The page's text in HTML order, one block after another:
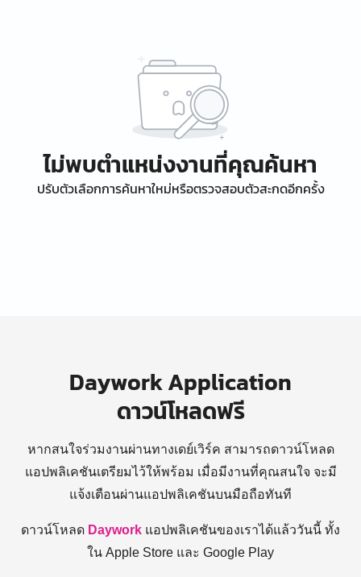
ไม่พบตำแหน่งงานที่คุณค้นหา
ปรับตัวเลือกการค้นหาใหม่หรือตรวจสอบตัวสะกดอีกครั้ง
Daywork Application
ดาวน์โหลดฟรี
หากสนใจร่วมงานผ่านทางเดย์เวิร์ค สามารถดาวน์โหลด
แอปพลิเคชันเตรียมไว้ให้พร้อม เมื่อมีงานที่คุณสนใจ จะมี
แจ้งเตือนผ่านแอปพลิเคชันบนมือถือทันที
ดาวน์โหลด Daywork แอปพลิเคชันของเราได้แล้ววันนี้ ทั้ง
ใน Apple Store และ Google Play